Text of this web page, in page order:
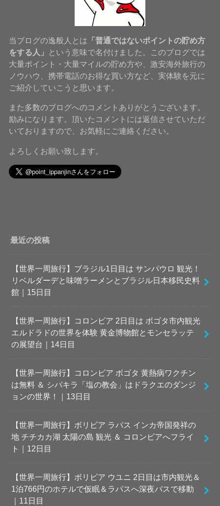
当ブログの逸般人とは 「普通ではないポイントの貯め方
をする人」
という意味で名付けました。このブログでは
大量ポイント・大量マイルの貯め方や、激安海外旅行の
ノウハウ、携帯電話のお得な買い方など、実体験を元に
ご紹介していこうと思います。
また多数のブログへのコメントありがとうございます。
励みになります。頂いたコメントには返信させていただ
いておりますので、お気軽にご連絡ください。
よろしくお願い致します。
最近の投稿
【世界一周旅行】ブラジル1日目は サンパウロ 観光！
リベルダーデと味噌ラーメンとブラジル日本移民史料
館｜15日目
【世界一周旅行】コロンビア 2日目は ボゴタ市内観光
エルドラドの世界を体験 黄金博物館とモンセラッテ
の展望台｜14日目
【世界一周旅行】コロンビア ボゴタ 黄熱病ワクチン
は無料 ＆ シパキラ「塩の教会」はドラクエのダンジ
ョンの世界！｜13日目
【世界一周旅行】ボリビア ラパス インカ帝国発祥の
地 チチカカ湖 太陽の島 観光 ＆ コロンビアへフライ
ト｜12日目
【世界一周旅行】ボリビア ウユニ 2日目は市内観光＆
1泊766円のホテルで仮眠＆ラパスへ深夜バスで移動
｜11日目